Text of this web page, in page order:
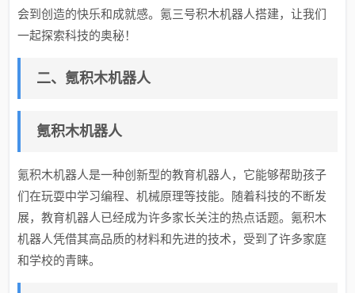
会到创造的快乐和成就感。氪三号积木机器人搭建，让我们
一起探索科技的奥秘！
二、氪积木机器人
氪积木机器人
氪积木机器人是一种创新型的教育机器人，它能够帮助孩子
们在玩耍中学习编程、机械原理等技能。随着科技的不断发
展，教育机器人已经成为许多家长关注的热点话题。氪积木
机器人凭借其高品质的材料和先进的技术，受到了许多家庭
和学校的青睐。